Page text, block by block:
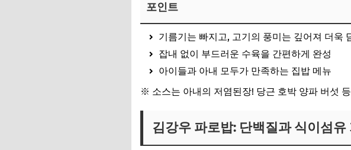
포인트
기름기는 빠지고, 고기의 풍미는 깊어져 더욱
잡내 없이 부드러운 수육을 간편하게 완성
아이들과 아내 모두가 만족하는 집밥 메뉴
※ 소스는 아내의 저염된장! 당근 호박 양파 버섯
김강우 파로밥: 단백질과 식이섬유